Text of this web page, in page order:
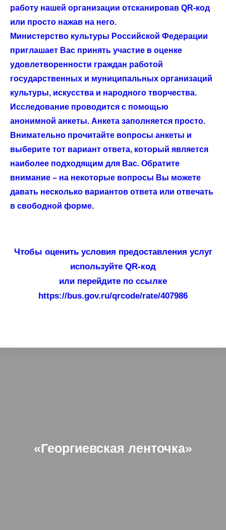
работу нашей организации отсканировав QR-код
или просто нажав на него.
Министерство культуры Российской Федерации
приглашает Вас принять участие в оценке
удовлетворенности граждан работой
государственных и муниципальных организаций
культуры, искусства и народного творчества.
Исследование проводится с помощью
анонимной анкеты. Анкета заполняется просто.
Внимательно прочитайте вопросы анкеты и
выберите тот вариант ответа, который является
наиболее подходящим для Вас. Обратите
внимание – на некоторые вопросы Вы можете
давать несколько вариантов ответа или отвечать
в свободной форме.
Чтобы оценить условия предоставления услуг
используйте QR-код
или перейдите по ссылке
https://bus.gov.ru/qrcode/rate/407986
«Георгиевская ленточка»